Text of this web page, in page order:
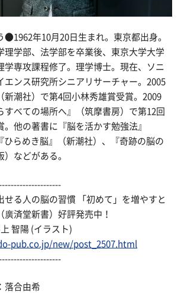
●1962年10月20日生まれ。東京都出身。
理学部、法学部を卒業後、東京大学大学
学専攻課程修了。理学博士。現在、ソニ
エンス研究所シニアリサーチャー。2005
新潮社）で第4回小林秀雄賞受賞。2009
すべての場所へ』（筑摩書房）で第12回
。他の著書に『脳を活かす勉強法』
ひらめき脳』（新潮社）、『奇跡の脳の
などがある。
せる人の脳の習慣 「初めて」を増やすと
廣済堂新書）好評発売中！
智陽 (イラスト)
pub.co.jp/new/post_2507.html
落合由希